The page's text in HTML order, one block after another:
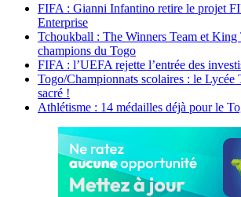
FIFA : Gianni Infantino retire le projet
Enterprise
Tchoukball : The Winners Team et King
champions du Togo
FIFA : l’UEFA rejette l’entrée des
Togo/Championnats scolaires : le Lycée
sacré !
Athlétisme : 14 médailles déjà pour le